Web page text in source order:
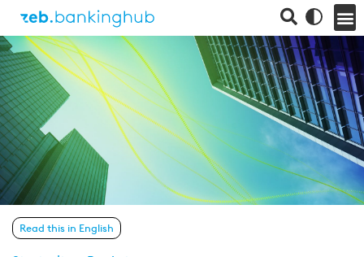
Read this in English